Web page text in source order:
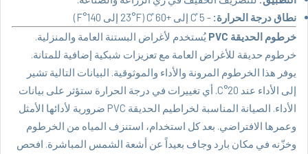
نطاق درجة الحرارة: - 5 ̊C إلى +60 ̊C (23°F إلى 140°F)
خرطوم الحديقة PVC
يُستخدم لأغراض البستنة العامة والمنزلية.
خرطوم حديقة للأغراض العامة مع تعزيزات شبكية إضافية للمتانة.
يوفر هذا الخرطوم المرونة والأداء والموثوقية. البيانات التالية تشير
إلى الأداء عند 20°C. أي تغييرات في درجة الحرارة ستؤثر على بيانات
الأداء. الصيانة المناسبة لخراطيم الحديقة PVC ضرورية لأدائها الأمثل
وعمرها الافتراضي. بعد كل استخدام، استنزف المياه من الخرطوم
وخزّنه في مكان بارد وجاف بعيداً عن أشعة الشمس المباشرة. افحص